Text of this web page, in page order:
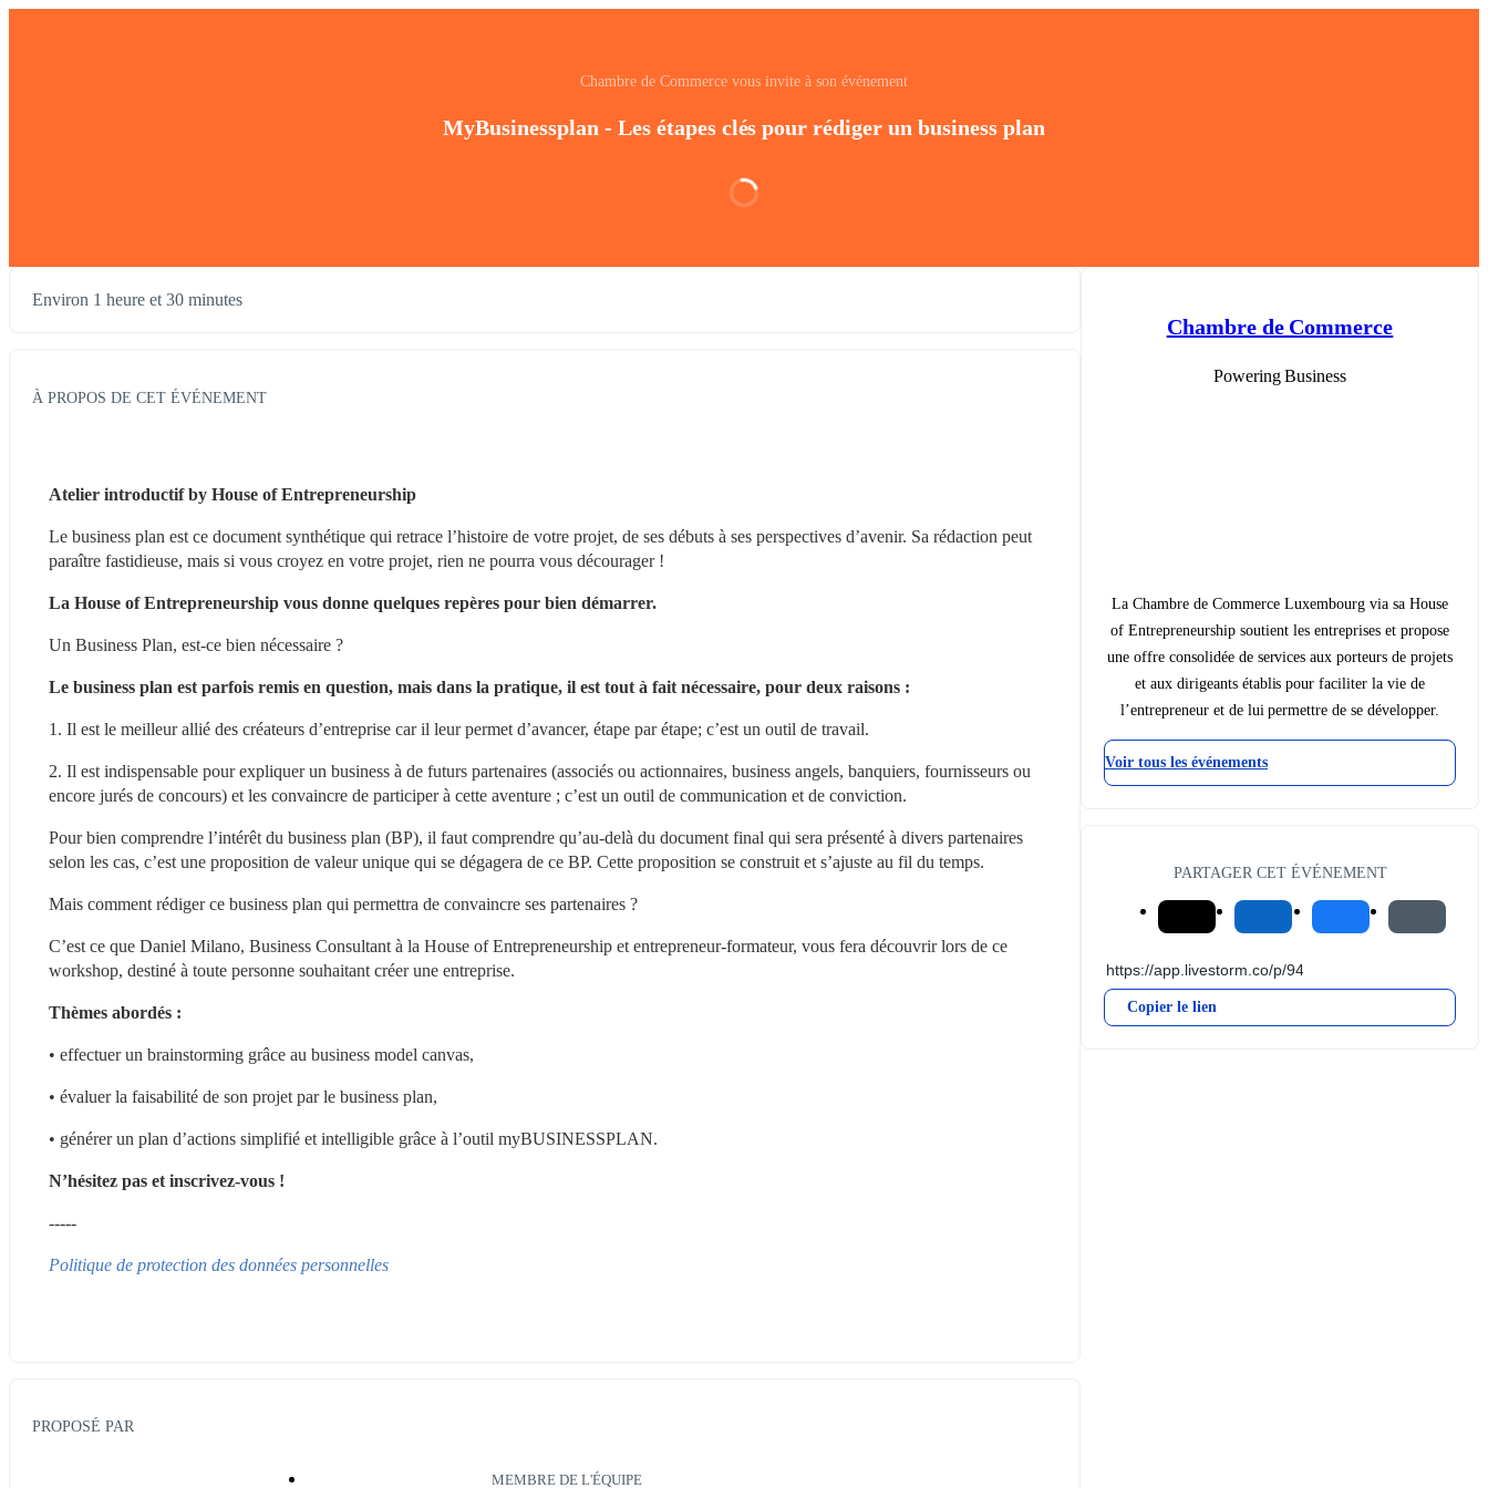
Chambre de Commerce vous invite à son événement
MyBusinessplan - Les étapes clés pour rédiger un business plan
Environ 1 heure et 30 minutes
À PROPOS DE CET ÉVÉNEMENT
Atelier introductif by House of Entrepreneurship
Le business plan est ce document synthétique qui retrace l’histoire de votre projet, de ses débuts à ses perspectives d’avenir. Sa rédaction peut
paraître fastidieuse, mais si vous croyez en votre projet, rien ne pourra vous décourager !
La House of Entrepreneurship vous donne quelques repères pour bien démarrer.
Un Business Plan, est-ce bien nécessaire ?
Le business plan est parfois remis en question, mais dans la pratique, il est tout à fait nécessaire, pour deux raisons :
1. Il est le meilleur allié des créateurs d’entreprise car il leur permet d’avancer, étape par étape; c’est un outil de travail.
2. Il est indispensable pour expliquer un business à de futurs partenaires (associés ou actionnaires, business angels, banquiers, fournisseurs ou
encore jurés de concours) et les convaincre de participer à cette aventure ; c’est un outil de communication et de conviction.
Pour bien comprendre l’intérêt du business plan (BP), il faut comprendre qu’au-delà du document final qui sera présenté à divers partenaires
selon les cas, c’est une proposition de valeur unique qui se dégagera de ce BP. Cette proposition se construit et s’ajuste au fil du temps.
Mais comment rédiger ce business plan qui permettra de convaincre ses partenaires ?
C’est ce que Daniel Milano, Business Consultant à la House of Entrepreneurship et entrepreneur-formateur, vous fera découvrir lors de ce
workshop, destiné à toute personne souhaitant créer une entreprise.
Thèmes abordés :
• effectuer un brainstorming grâce au business model canvas,
• évaluer la faisabilité de son projet par le business plan,
• générer un plan d’actions simplifié et intelligible grâce à l’outil myBUSINESSPLAN.
N’hésitez pas et inscrivez-vous !
-----
Politique de protection des données personnelles
PROPOSÉ PAR
MEMBRE DE L'ÉQUIPE
Chambre de Commerce
Powering Business
La Chambre de Commerce Luxembourg via sa House
of Entrepreneurship soutient les entreprises et propose
une offre consolidée de services aux porteurs de projets
et aux dirigeants établis pour faciliter la vie de
l’entrepreneur et de lui permettre de se développer.
Voir tous les événements
PARTAGER CET ÉVÉNEMENT
Copier le lien